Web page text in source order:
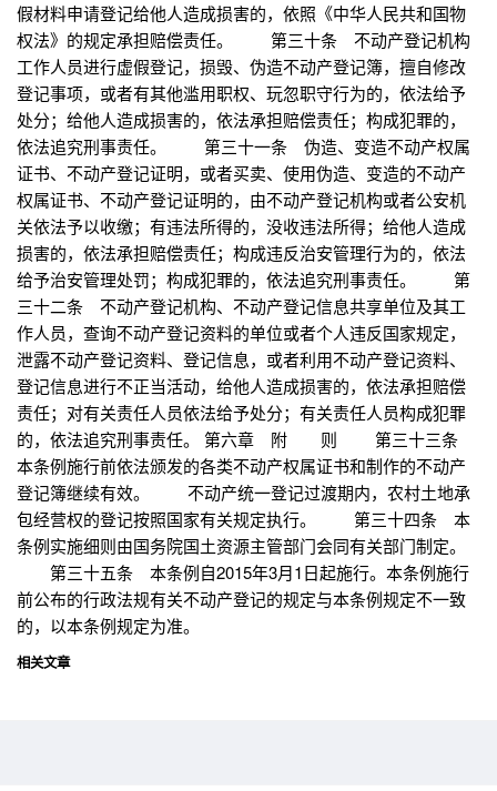
假材料申请登记给他人造成损害的，依照《中华人民共和国物
权法》的规定承担赔偿责任。 第三十条 不动产登记机构
工作人员进行虚假登记，损毁、伪造不动产登记簿，擅自修改
登记事项，或者有其他滥用职权、玩忽职守行为的，依法给予
处分；给他人造成损害的，依法承担赔偿责任；构成犯罪的，
依法追究刑事责任。 第三十一条 伪造、变造不动产权属
证书、不动产登记证明，或者买卖、使用伪造、变造的不动产
权属证书、不动产登记证明的，由不动产登记机构或者公安机
关依法予以收缴；有违法所得的，没收违法所得；给他人造成
损害的，依法承担赔偿责任；构成违反治安管理行为的，依法
给予治安管理处罚；构成犯罪的，依法追究刑事责任。 第
三十二条 不动产登记机构、不动产登记信息共享单位及其工
作人员，查询不动产登记资料的单位或者个人违反国家规定，
泄露不动产登记资料、登记信息，或者利用不动产登记资料、
登记信息进行不正当活动，给他人造成损害的，依法承担赔偿
责任；对有关责任人员依法给予处分；有关责任人员构成犯罪
的，依法追究刑事责任。 第六章 附 则 第三十三条
本条例施行前依法颁发的各类不动产权属证书和制作的不动产
登记簿继续有效。 不动产统一登记过渡期内，农村土地承
包经营权的登记按照国家有关规定执行。 第三十四条 本
条例实施细则由国务院国土资源主管部门会同有关部门制定。
第三十五条 本条例自2015年3月1日起施行。本条例施行
前公布的行政法规有关不动产登记的规定与本条例规定不一致
的，以本条例规定为准。
相关文章